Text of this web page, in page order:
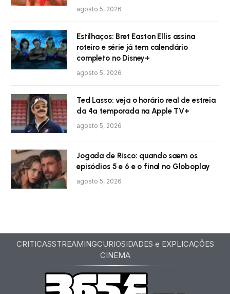
agosto 5, 2026
Estilhaços: Bret Easton Ellis assina
roteiro e série já tem calendário
completo no Disney+
agosto 5, 2026
Ted Lasso: veja o horário real de estreia
da 4ª temporada na Apple TV+
agosto 5, 2026
Jogada de Risco: quando saem os
episódios 5 e 6 e o final no Globoplay
agosto 5, 2026
CRITICASSTREAMINGCURIOSIDADES e EXPLICAÇÕES
CINEMA